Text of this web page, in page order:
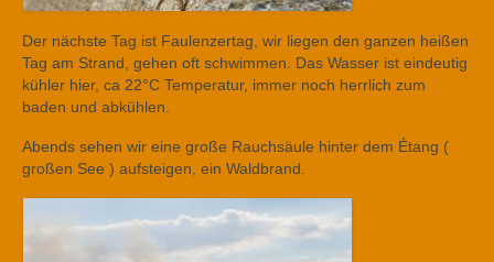
Der nächste Tag ist Faulenzertag, wir liegen den ganzen heißen
Tag am Strand, gehen oft schwimmen. Das Wasser ist eindeutig
kühler hier, ca 22°C Temperatur, immer noch herrlich zum
baden und abkühlen.
Abends sehen wir eine große Rauchsäule hinter dem Étang (
großen See ) aufsteigen, ein Waldbrand.